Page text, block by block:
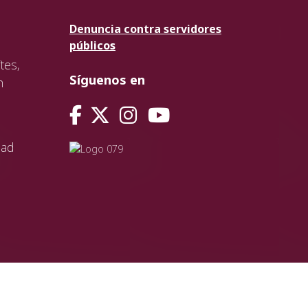
Denuncia contra servidores
públicos
Síguenos en